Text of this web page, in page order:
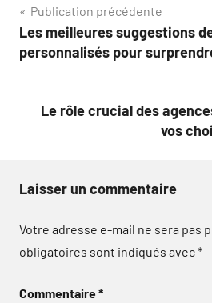
Navigation
de
Publication précédente
Les meilleures suggestions
personnalisés pour
Le rôle crucial des
vos
Laisser un commentaire
Votre adresse e-mail ne sera pas
obligatoires sont indiqués avec*
Commentaire*